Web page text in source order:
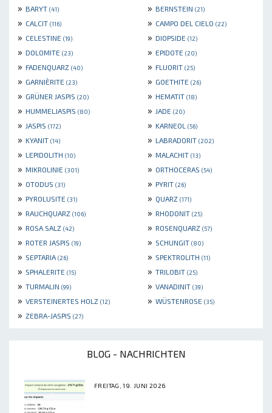
» BARYT (41) » BERNSTEIN (21)
» CALCIT (116) » CAMPO DEL CIELO (22)
» CELESTINE (19) » DIOPSIDE (12)
» DOLOMITE (23) » EPIDOTE (20)
» FADENQUARZ (40) » FLUORIT (25)
» GARNIÈRITE (23) » GOETHITE (26)
» GRÜNER JASPIS (20) » HEMATIT (18)
» HUMMELJASPIS (80) » JADE (20)
» JASPIS (172) » KARNEOL (56)
» KYANIT (14) » LABRADORIT (202)
» LEPIDOLITH (10) » MALACHIT (13)
» MIKROLINIE (301) » ORTHOCERAS (54)
» OTODUS (31) » PYRIT (26)
» PYROLUSITE (31) » QUARZ (171)
» RAUCHQUARZ (106) » RHODONIT (25)
» ROSA SALZ (42) » ROSENQUARZ (57)
» ROTER JASPIS (19) » SCHUNGIT (80)
» SEPTARIA (26) » SPEKTROLITH (11)
» SPHALERITE (15) » TRILOBIT (25)
» TURMALIN (99) » VANADINIT (39)
» VERSTEINERTES HOLZ (12) » WÜSTENROSE (35)
» ZEBRA-JASPIS (27)
BLOG - NACHRICHTEN
FREITAG, 19. JUNI 2026